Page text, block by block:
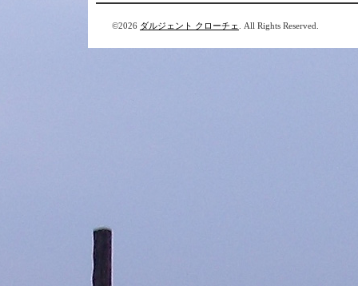
©2026 ダルジェント クローチェ . All Rights Reserved.